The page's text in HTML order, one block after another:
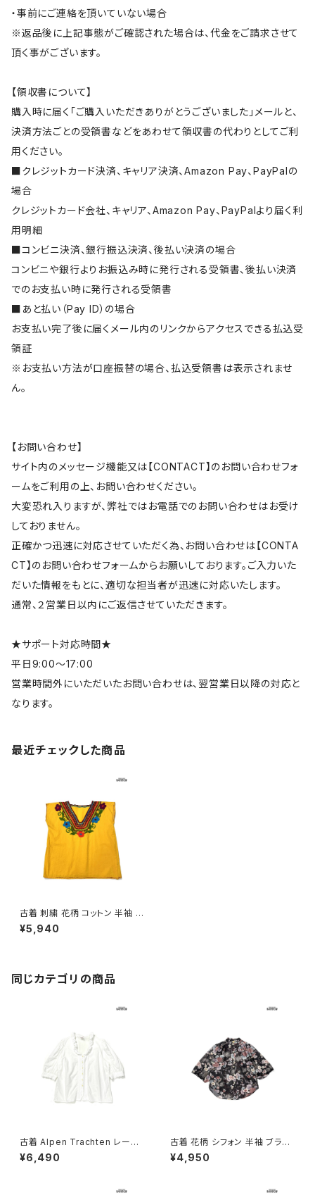
・事前にご連絡を頂いていない場合
※返品後に上記事態がご確認された場合は、代金をご請求させて
頂く事がございます。
【領収書について】
購入時に届く「ご購入いただきありがとうございました」メールと、
決済方法ごとの受領書などをあわせて領収書の代わりとしてご利
用ください。
■クレジットカード決済、キャリア決済、Amazon Pay、PayPalの
場合
クレジットカード会社、キャリア、Amazon Pay、PayPalより届く利
用明細
■コンビニ決済、銀行振込決済、後払い決済の場合
コンビニや銀行よりお振込み時に発行される受領書、後払い決済
でのお支払い時に発行される受領書
■あと払い（Pay ID）の場合
お支払い完了後に届くメール内のリンクからアクセスできる払込受
領証
※お支払い方法が口座振替の場合、払込受領書は表示されませ
ん。
【お問い合わせ】
サイト内のメッセージ機能又は【CONTACT】のお問い合わせフォ
ームをご利用の上、お問い合わせください。
大変恐れ入りますが、弊社ではお電話でのお問い合わせはお受け
しておりません。
正確かつ迅速に対応させていただく為、お問い合わせは【CONTA
CT】のお問い合わせフォームからお願いしております。ご入力いた
だいた情報をもとに、適切な担当者が迅速に対応いたします。
通常、２営業日以内にご返信させていただきます。
★サポート対応時間★
平日9:00～17:00
営業時間外にいただいたお問い合わせは、翌営業日以降の対応と
なります。
最近チェックした商品
古着 刺繍 花柄 コットン 半袖 ブ
ラウス 黄 (ttu2604125)
¥5,940
同じカテゴリの商品
古着 Alpen Trachten レース
無地 コットン100％ 五分袖 ブラ
ウス 白 生成り (ttu2605037)
¥6,490
古着 花柄 シフォン 半袖 ブラウ
ス 黒 (ttu2605043)
¥4,950